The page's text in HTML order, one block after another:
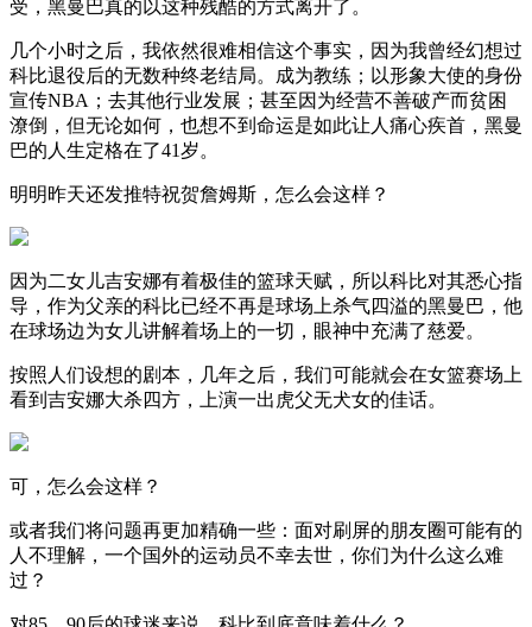
受，黑曼巴真的以这种残酷的方式离开了。
几个小时之后，我依然很难相信这个事实，因为我曾经幻想过
科比退役后的无数种终老结局。成为教练；以形象大使的身份
宣传NBA；去其他行业发展；甚至因为经营不善破产而贫困
潦倒，但无论如何，也想不到命运是如此让人痛心疾首，黑曼
巴的人生定格在了41岁。
明明昨天还发推特祝贺詹姆斯，怎么会这样？
因为二女儿吉安娜有着极佳的篮球天赋，所以科比对其悉心指
导，作为父亲的科比已经不再是球场上杀气四溢的黑曼巴，他
在球场边为女儿讲解着场上的一切，眼神中充满了慈爱。
按照人们设想的剧本，几年之后，我们可能就会在女篮赛场上
看到吉安娜大杀四方，上演一出虎父无犬女的佳话。
可，怎么会这样？
或者我们将问题再更加精确一些：面对刷屏的朋友圈可能有的
人不理解，一个国外的运动员不幸去世，你们为什么这么难
过？